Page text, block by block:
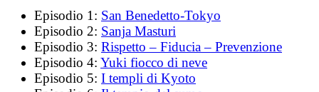
Episodio 1: San Benedetto-Tokyo
Episodio 2: Sanja Masturi
Episodio 3: Rispetto – Fiducia – Prevenzione
Episodio 4: Yuki fiocco di neve
Episodio 5: I templi di Kyoto